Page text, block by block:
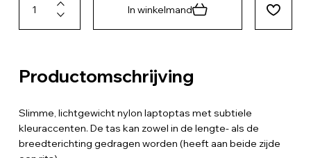
In winkelmand
Productomschrijving
Slimme, lichtgewicht nylon laptoptas met subtiele
kleuraccenten. De tas kan zowel in de lengte- als de
breedterichting gedragen worden (heeft aan beide zijde